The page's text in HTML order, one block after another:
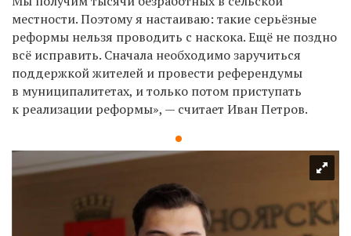
местности. Поэтому я настаиваю: такие серьёзные
реформы нельзя проводить с наскока. Ещё не поздно
всё исправить. Сначала необходимо заручиться
поддержкой жителей и провести референдумы
в муниципалитетах, и только потом приступать
к реализации реформы», — считает Иван Петров.